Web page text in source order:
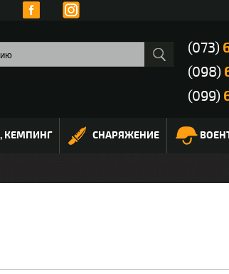
(073)
(098)
(099)
КЕМПИНГ СНАРЯЖЕНИЕ